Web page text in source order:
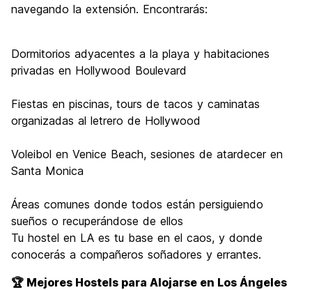
navegando la extensión. Encontrarás:
Dormitorios adyacentes a la playa y habitaciones
privadas en Hollywood Boulevard
Fiestas en piscinas, tours de tacos y caminatas
organizadas al letrero de Hollywood
Voleibol en Venice Beach, sesiones de atardecer en
Santa Monica
Áreas comunes donde todos están persiguiendo
sueños o recuperándose de ellos
Tu hostel en LA es tu base en el caos, y donde
conocerás a compañeros soñadores y errantes.
🏆 Mejores Hostels para Alojarse en Los Ángeles